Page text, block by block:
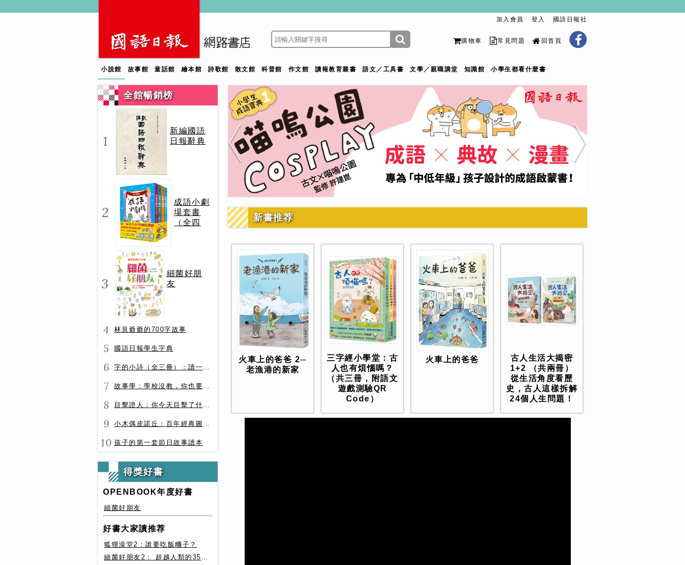
加入會員 登入 國語日報社
購物車 常見問題 回首頁
小說館 故事館 童話館 繪本館 詩歌館 散文館 科普館 作文館 讀報教育叢書 語文／工具書 文學／親職講堂 知識館 小學生都看什麼書
全館暢銷榜
1
新編國語
日報辭典
2
成語小劇
場套書
（全四
3
細菌好朋
友
4 林良爺爺的700字故事
5 國語日報學生字典
6 字的小詩（全三冊）：讀一首詩，交一個字朋友（字字小宇宙+字字看心情+字字有意思）
7 故事學：學校沒教，你也要會的表達力
8 目擊證人：你今天目擊了什麼？
9 小木偶皮諾丘：百年經典圖文全譯版
10 孩子的第一套節日故事讀本
得獎好書
OPENBOOK年度好書
細菌好朋友
好書大家讀推荐
狐狸澡堂2：誰要吃飯糰子？
細菌好朋友2： 超越人類的35種細菌生存絕技
新書推荐
火車上的爸爸 2─
老漁港的新家
三字經小學堂：古
人也有煩惱嗎？
（共三冊，附語文
遊戲測驗QR
Code）
火車上的爸爸
古人生活大揭密
1+2 （共兩冊）
從生活角度看歷
史，古人這樣拆解
24個人生問題！